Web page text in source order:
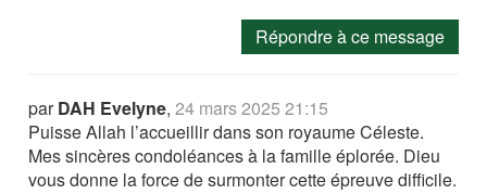
Répondre à ce message
parDAH Evelyne,24 mars 2025 21:15
Puisse Allah l’accueillir dans son royaume Céleste.
Mes sincères condoléances à la famille éplorée. Dieu
vous donne la force de surmonter cette épreuve difficile.